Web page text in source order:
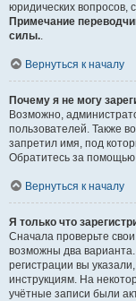
юридических вопросов,
Примечание
силы..
Вернуться к началу
Почему я не могу
Возможно,
пользователей. Также
запретил имя, под
Обратитесь за
Вернуться к началу
Я только что
Сначала проверьте
возможны два
регистрации вы
инструкциям. На
учётные записи были